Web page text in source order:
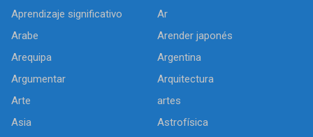
Aprendizaje significativo
Ar
Arabe
Arender japonés
Arequipa
Argentina
Argumentar
Arquitectura
Arte
artes
Asia
Astrofísica